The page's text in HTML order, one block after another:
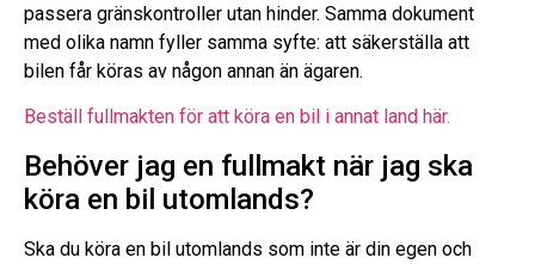
passera gränskontroller utan hinder. Samma dokument
med olika namn fyller samma syfte: att säkerställa att
bilen får köras av någon annan än ägaren.
Beställ fullmakten för att köra en bil i annat land här.
Behöver jag en fullmakt när jag ska
köra en bil utomlands?
Ska du köra en bil utomlands som inte är din egen och